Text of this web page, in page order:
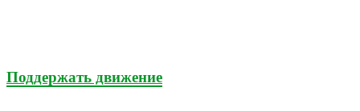
Поддержать движение